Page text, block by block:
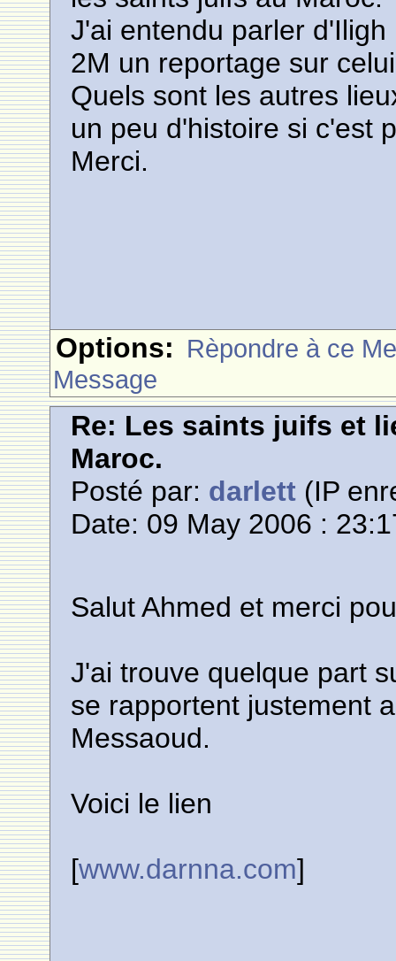
J'ai entendu parler
2M un reportage sur
Quels sont les autres
un peu d'histoire si c'est
Merci.
Options: Rèpondre à ce
Message
Re: Les saints juifs et
Maroc.
Posté par: darlett (IP
Date: 09 May 2006 :
Salut Ahmed et merci
J'ai trouve quelque part
se rapportent justement
Messaoud.
Voici le lien
[www.darnna.com]